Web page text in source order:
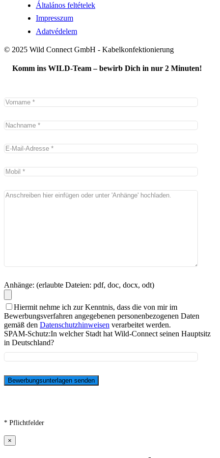
Általános feltételek
Impresszum
Adatvédelem
© 2025 Wild Connect GmbH - Kabelkonfektionierung
Komm ins WILD-Team – bewirb Dich in nur 2 Minuten!
Anhänge: (erlaubte Dateien: pdf, doc, docx, odt)
Hiermit nehme ich zur Kenntnis, dass die von mir im
Bewerbungsverfahren angegebenen personenbezogenen Daten
gemäß den Datenschutzhinweisen verarbeitet werden.
SPAM-Schutz:In welcher Stadt hat Wild-Connect seinen Hauptsitz
in Deutschland?
* Pflichtfelder
×